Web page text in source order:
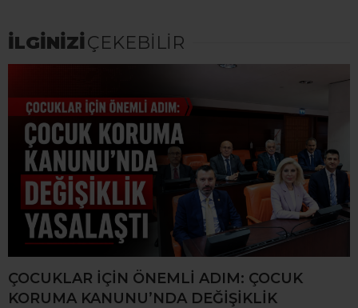
İLGİNİZİÇEKEBİLİR
ÇOCUKLAR İÇİN ÖNEMLİ ADIM: ÇOCUK
KORUMA KANUNU’NDA DEĞİŞİKLİK